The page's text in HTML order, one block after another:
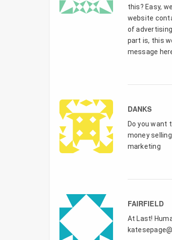
this? Easy,
website
of
part is, this
message
DANKS
Do you want
money
marketing
FAIRFIELD
At Last!